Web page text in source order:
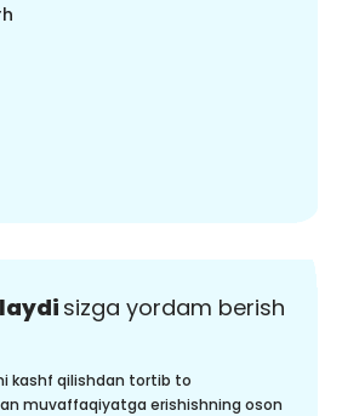
sizga yordam berish
kashf qilishdan tortib to
muvaffaqiyatga erishishning oson